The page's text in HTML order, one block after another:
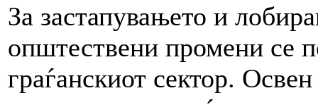
За застапувањето и
општествени промени сe
граѓанскиот сектор.